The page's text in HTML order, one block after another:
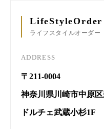
LifeStyleOrder
ライフスタイルオーダー
ADDRESS
〒211-0004
神奈川県川崎市中原
ドルチェ武蔵小杉1F